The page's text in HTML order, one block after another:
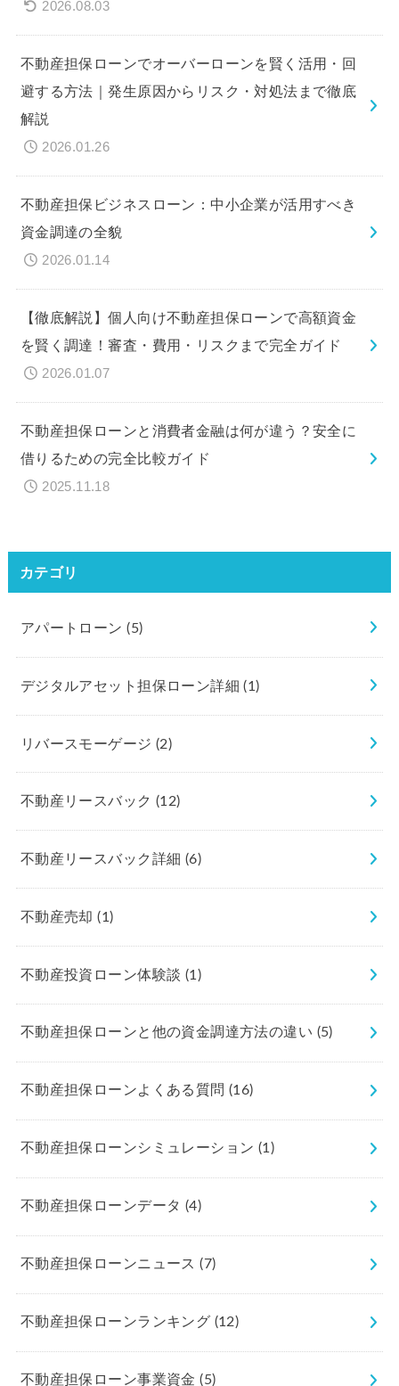
2026.08.03
不動産担保ローンでオーバーローンを賢く活用・回
避する方法｜発生原因からリスク・対処法まで徹底
解説
2026.01.26
不動産担保ビジネスローン：中小企業が活用すべき
資金調達の全貌
2026.01.14
【徹底解説】個人向け不動産担保ローンで高額資金
を賢く調達！審査・費用・リスクまで完全ガイド
2026.01.07
不動産担保ローンと消費者金融は何が違う？安全に
借りるための完全比較ガイド
2025.11.18
カテゴリ
アパートローン(5)
デジタルアセット担保ローン詳細(1)
リバースモーゲージ (2)
不動産リースバック (12)
不動産リースバック詳細 (6)
不動産売却(1)
不動産投資ローン体験談 (1)
不動産担保ローンと他の資金調達方法の違い (5)
不動産担保ローンよくある質問(16)
不動産担保ローンシミュレーション (1)
不動産担保ローンデータ (4)
不動産担保ローンニュース(7)
不動産担保ローンランキング (12)
不動産担保ローン事業資金(5)